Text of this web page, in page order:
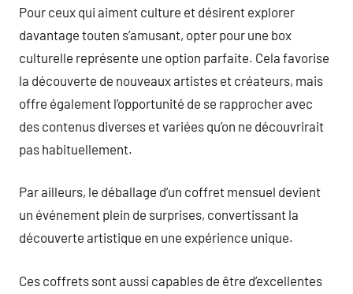
Pour ceux qui aiment culture et désirent explorer
davantage touten s’amusant, opter pour une box
culturelle représente une option parfaite. Cela favorise
la découverte de nouveaux artistes et créateurs, mais
offre également l’opportunité de se rapprocher avec
des contenus diverses et variées qu’on ne découvrirait
pas habituellement.
Par ailleurs, le déballage d’un coffret mensuel devient
un événement plein de surprises, convertissant la
découverte artistique en une expérience unique.
Ces coffrets sont aussi capables de être d’excellentes